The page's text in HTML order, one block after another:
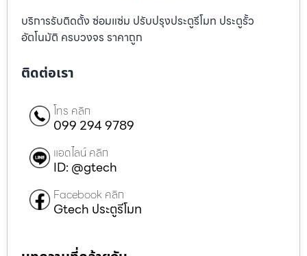
บริการรับติดตั้ง ซ่อมแซ่ม ปรับปรุงประตูรีโมท ประตูรั้ว
อัตโนมัติ ครบวงจร ราคาถูก
ติดต่อเรา
โทร คลิก
099 294 9789
แอดไลน์ คลิก
ID: @gtech
Facebook คลิก
Gtech ประตูรีโมท